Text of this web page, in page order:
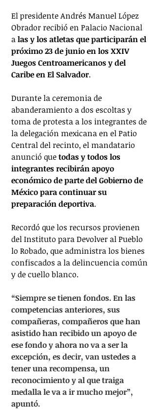
El presidente Andrés Manuel López
Obrador recibió en Palacio Nacional
a las y los atletas que participarán el
próximo 23 de junio en los XXIV
Juegos Centroamericanos y del
Caribe en El Salvador.
Durante la ceremonia de
abanderamiento a dos escoltas y
toma de protesta a los integrantes de
la delegación mexicana en el Patio
Central del recinto, el mandatario
anunció que todas y todos los
integrantes recibirán apoyo
económico de parte del Gobierno de
México para continuar su
preparación deportiva.
Recordó que los recursos provienen
del Instituto para Devolver al Pueblo
lo Robado, que administra los bienes
confiscados a la delincuencia común
y de cuello blanco.
“Siempre se tienen fondos. En las
competencias anteriores, sus
compañeras, compañeros que han
asistido han recibido un apoyo de
ese fondo y ahora no va a ser la
excepción, es decir, van ustedes a
tener una recompensa, un
reconocimiento y al que traiga
medalla le va a ir mucho mejor”,
apuntó.